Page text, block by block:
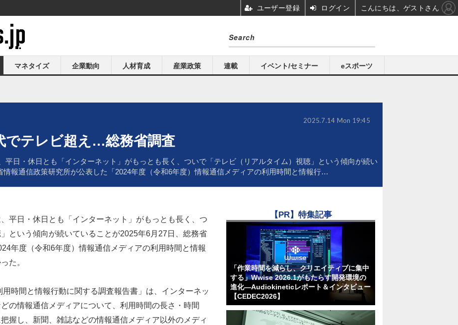
マネタイズ 企業動向 人材育成 産業政策 連載 イベント/セミナー eスポーツ
でテレビ超え…総務省調査
日・休日とも「インターネット」がもっとも長く、ついで「テレビ（リアルタイム）視聴」という傾向が続い
情報通信政策研究所が公表した「2024年度（令和6年度）情報通信メディアの利用時間と情報行…
2025.7.14 Mon 19:45
平日・休日とも「インターネット」がもっとも長く、つ
という傾向が続いていることが2025年6月27日、総務省
年度（令和6年度）情報通信メディアの利用時間と情報
た。
時間と情報行動に関する調査報告書」は、インターネッ
の情報通信メディアについて、利用時間の長さ・時間
握し、新聞、雑誌などの情報通信メディア以外のメディ
【PR】特集記事
「作業時間を減らし、クリエイティブに集中
する」Wwise 2026.1がもたらす開発環境の
進化―Audiokineticレポート＆インタビュー
【CEDEC2026】
ユーザー登録 ログイン こんにちは、ゲストさん